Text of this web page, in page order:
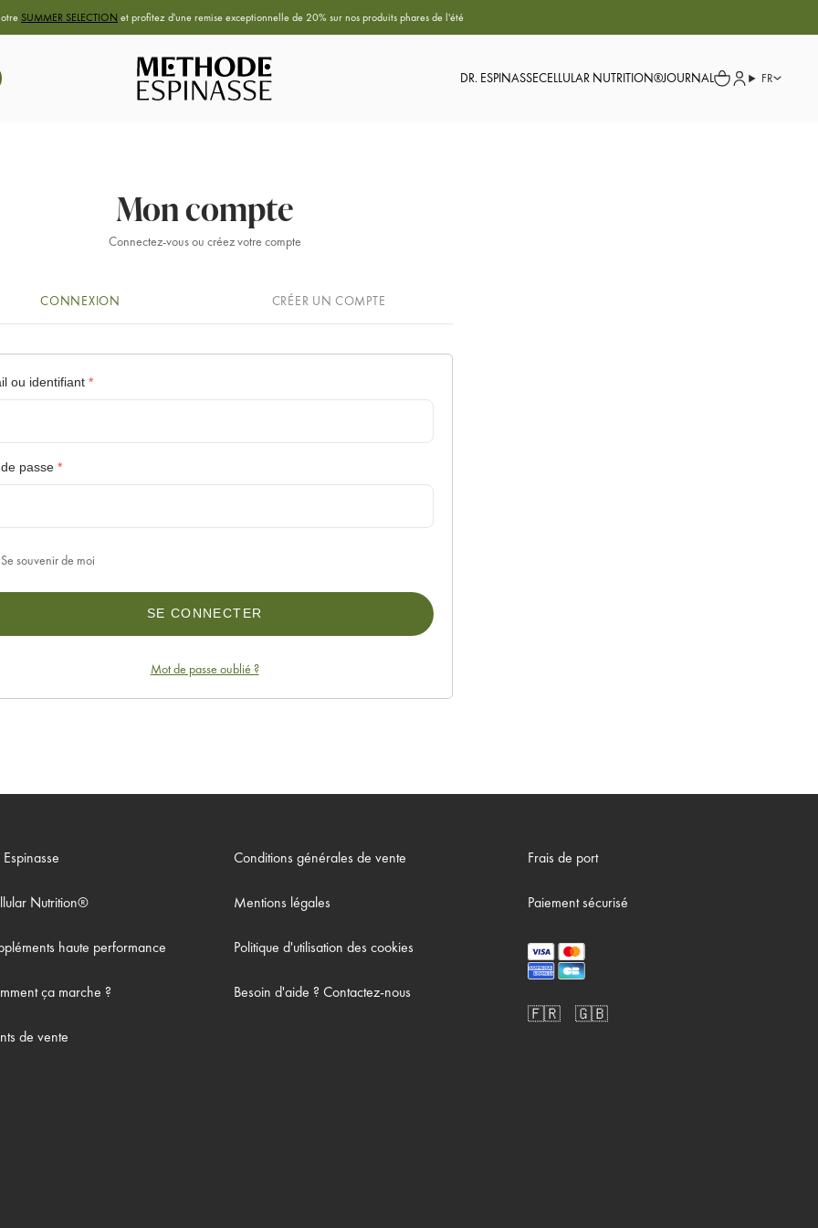
SUMMER SELECTION et profitez d'une remise exceptionnelle de 20% sur nos produits phares de l'été
DR. ESPINASSECELLULAR NUTRITION®JOURNAL FR
Mon compte
Connectez-vous ou créez votre compte
CONNEXION CRÉER UN COMPTE
ou identifiant *
passe *
Se souvenir de moi
SE CONNECTER
Mot de passe oublié ?
Nutrition®
haute performance
ça marche ?
de vente
Conditions générales de vente
Mentions légales
Politique d'utilisation des cookies
Besoin d'aide ? Contactez-nous
Frais de port
Paiement sécurisé
🇫🇷 🇬🇧